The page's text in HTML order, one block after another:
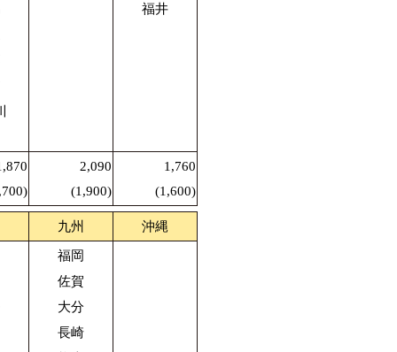
福井
2,090
(1,900)
1,760
(1,600)
九州 沖縄
福岡
佐賀
大分
長崎